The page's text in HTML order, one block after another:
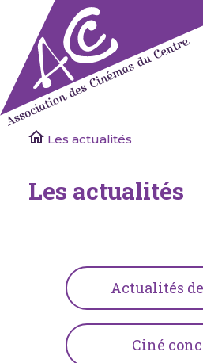
content
Association des Cinémas du
Les actualités
Les actualités
Actualités
Ciné